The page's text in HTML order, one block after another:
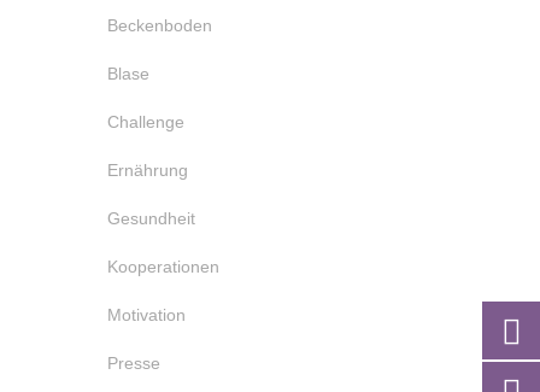
Beckenboden
Blase
Challenge
Ernährung
Gesundheit
Kooperationen
Motivation
Presse